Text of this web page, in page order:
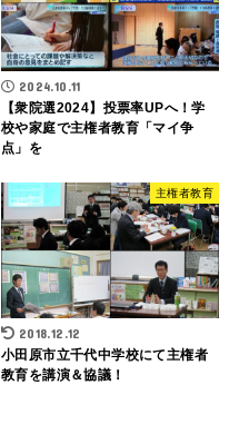
2024.10.11
【衆院選2024】投票率UPへ！学
校や家庭で主権者教育「マイ争
点」を
主権者教育
2018.12.12
小田原市立千代中学校にて主権者
教育を講演＆協議！